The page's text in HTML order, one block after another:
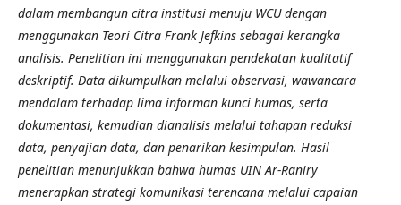
dalam membangun citra institusi menuju WCU dengan
menggunakan Teori Citra Frank Jefkins sebagai kerangka
analisis. Penelitian ini menggunakan pendekatan kualitatif
deskriptif. Data dikumpulkan melalui observasi, wawancara
mendalam terhadap lima informan kunci humas, serta
dokumentasi, kemudian dianalisis melalui tahapan reduksi
data, penyajian data, dan penarikan kesimpulan. Hasil
penelitian menunjukkan bahwa humas UIN Ar-Raniry
menerapkan strategi komunikasi terencana melalui capaian